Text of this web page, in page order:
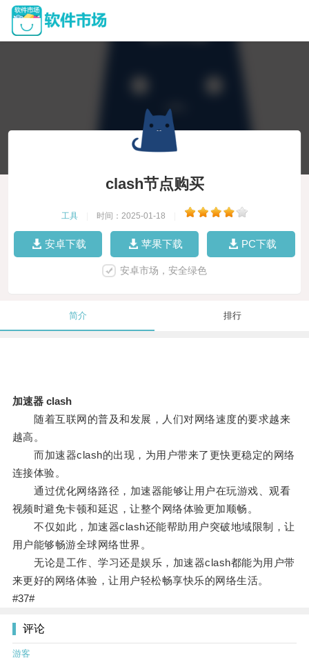
clash节点购买
工具 时间：2025-01-18
安卓下载 苹果下载 PC下载
安卓市场，安全绿色
简介 排行
加速器 clash
随着互联网的普及和发展，人们对网络速度的要求越来
越高。
而加速器clash的出现，为用户带来了更快更稳定的网络
连接体验。
通过优化网络路径，加速器能够让用户在玩游戏、观看
视频时避免卡顿和延迟，让整个网络体验更加顺畅。
不仅如此，加速器clash还能帮助用户突破地域限制，让
用户能够畅游全球网络世界。
无论是工作、学习还是娱乐，加速器clash都能为用户带
来更好的网络体验，让用户轻松畅享快乐的网络生活。
#37#
评论
游客